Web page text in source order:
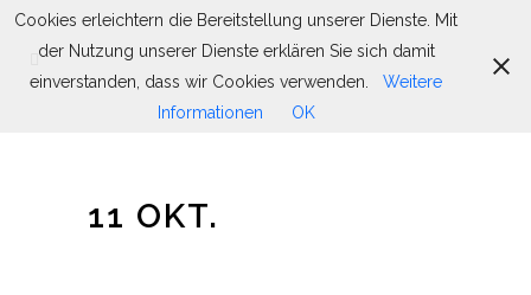
11 OKT.
Cookies erleichtern die Bereitstellung unserer Dienste. Mit
der Nutzung unserer Dienste erklären Sie sich damit
einverstanden, dass wir Cookies verwenden.
Weitere
Informationen
OK